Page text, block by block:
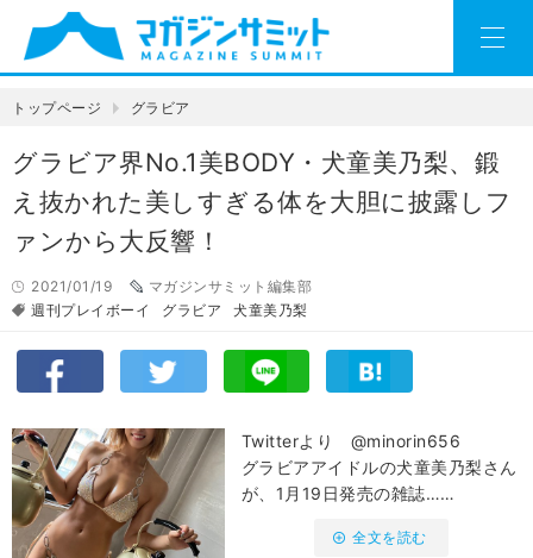
トップページ グラビア
グラビア界No.1美BODY・犬童美乃梨、鍛
え抜かれた美しすぎる体を大胆に披露しフ
ァンから大反響！
2021/01/19
マガジンサミット編集部
週刊プレイボーイ
グラビア 犬童美乃梨
Twitterより @minorin656
グラビアアイドルの犬童美乃梨さん
が、1月19日発売の雑誌……
全文を読む